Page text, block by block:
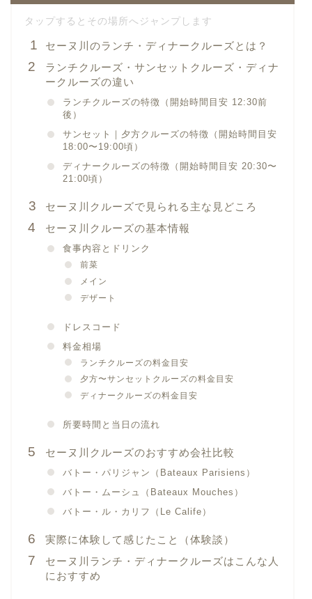
セーヌ川のランチ・ディナークルーズとは？
ランチクルーズ・サンセットクルーズ・ディナ
ークルーズの違い
ランチクルーズの特徴（開始時間目安 12:30前
後）
サンセット｜夕方クルーズの特徴（開始時間目安
18:00〜19:00頃）
ディナークルーズの特徴（開始時間目安 20:30〜
21:00頃）
セーヌ川クルーズで見られる主な見どころ
セーヌ川クルーズの基本情報
食事内容とドリンク
前菜
メイン
デザート
ドレスコード
料金相場
ランチクルーズの料金目安
夕方〜サンセットクルーズの料金目安
ディナークルーズの料金目安
所要時間と当日の流れ
セーヌ川クルーズのおすすめ会社比較
バトー・パリジャン（Bateaux Parisiens）
バトー・ムーシュ（Bateaux Mouches）
バトー・ル・カリフ（Le Calife）
実際に体験して感じたこと（体験談）
セーヌ川ランチ・ディナークルーズはこんな人
におすすめ